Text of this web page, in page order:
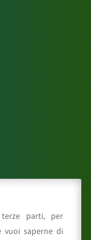
parti, per
vuoi saperne di